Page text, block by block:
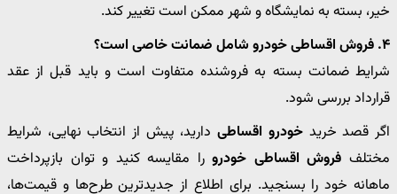
خیر، بسته به نمایشگاه و شهر ممکن است تغییر کند.
۴. فروش اقساطی خودرو شامل ضمانت خاصی است؟
شرایط ضمانت بسته به فروشنده متفاوت است و باید قبل از عقد
قرارداد بررسی شود.
اگر قصد خریدخودرو اقساطیدارید، پیش از انتخاب نهایی، شرایط
مختلف فروش اقساطی خودرورا مقایسه کنید و توان بازپرداخت
ماهانه خود را بسنجید. برای اطلاع از جدیدترین طرح‌ها و قیمت‌ها،